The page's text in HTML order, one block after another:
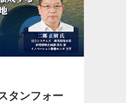
タンフォー